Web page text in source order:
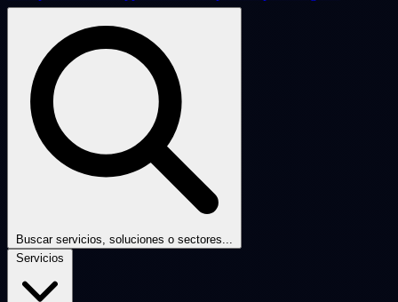
Buscar servicios, soluciones o sectores...
Servicios